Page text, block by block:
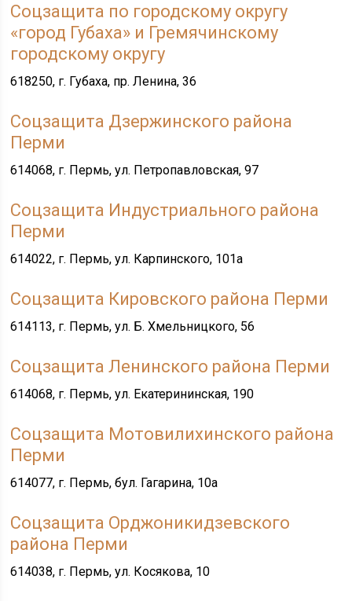
Соцзащита по городскому округу
«город Губаха» и Гремячинскому
городскому округу
618250, г. Губаха, пр. Ленина, 36
Соцзащита Дзержинского района
Перми
614068, г. Пермь, ул. Петропавловская, 97
Соцзащита Индустриального района
Перми
614022, г. Пермь, ул. Карпинского, 101а
Соцзащита Кировского района Перми
614113, г. Пермь, ул. Б. Хмельницкого, 56
Соцзащита Ленинского района Перми
614068, г. Пермь, ул. Екатерининская, 190
Соцзащита Мотовилихинского района
Перми
614077, г. Пермь, бул. Гагарина, 10а
Соцзащита Орджоникидзевского
района Перми
614038, г. Пермь, ул. Косякова, 10